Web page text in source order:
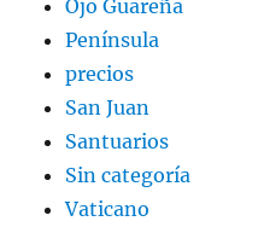
Ojo Guareña
Península
precios
San Juan
Santuarios
Sin categoría
Vaticano